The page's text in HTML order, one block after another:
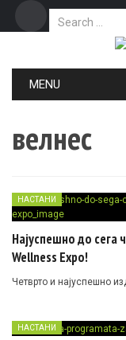
Search for:
MENU
велнес
НАСТАНИ
Најуспешно до сега
Wellness Expo!
Четврто и најуспешно
НАСТАНИ